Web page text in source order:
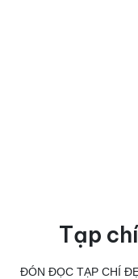
Tạp
ĐÓN ĐỌC TẠP CHÍ